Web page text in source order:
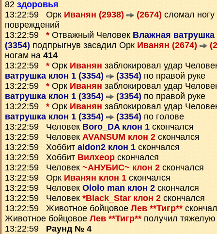
82 здоровья
13:22:59 Орк Иванян (2938) (2674) сломал
повреждений
13:22:59 * Отважный Человек Влажная ватрушка
(3354) подпрыгнув засадил Орк Иванян (2674)
ногам на 414
13:22:59 * Орк Иванян заблокировал удар
ватрушка клон 1 (3354)
(3354) по правой руке
13:22:59 * Орк Иванян заблокировал удар
ватрушка клон 1 (3354)
(3354) по правой руке
13:22:59 * Орк Иванян заблокировал удар
ватрушка клон 1 (3354)
(3354) по голове
13:22:59 Человек Boro_DA клон 1 скончался
13:22:59 Человек AVANSUM клон 2 скончался
13:22:59 Хоббит aldon2 клон 1 скончался
13:22:59 Хоббит Вилхеор скончался
13:22:59 Человек ~АНУБИС~ клон 2 скончался
13:22:59 Орк Иванян клон 1 скончался
13:22:59 Человек Ololo man клон 2 скончался
13:22:59 Человек *Black_Star клон 2 скончался
13:22:59 Животное бойцовое Лев **Тигр**
Животное бойцовое Лев **Тигр** получил
13:22:59 Раунд № 4